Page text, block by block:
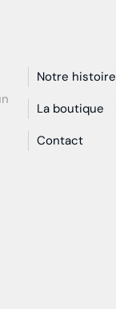
Notre histoire
La boutique
Contact